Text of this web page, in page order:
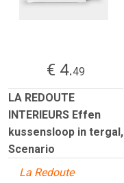
€ 4.49
LA REDOUTE
INTERIEURS Effen
kussensloop in tergal,
Scenario
La Redoute